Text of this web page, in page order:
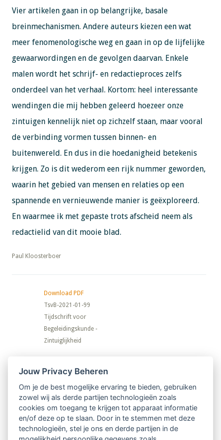
Vier artikelen gaan in op belangrijke, basale
breinmechanismen. Andere auteurs kiezen een wat
meer fenomenologische weg en gaan in op de lijfelijke
gewaarwordingen en de gevolgen daarvan. Enkele
malen wordt het schrijf- en redactieproces zelfs
onderdeel van het verhaal. Kortom: heel interessante
wendingen die mij hebben geleerd hoezeer onze
zintuigen kennelijk niet op zichzelf staan, maar vooral
de verbinding vormen tussen binnen- en
buitenwereld. En dus in die hoedanigheid betekenis
krijgen. Zo is dit wederom een rijk nummer geworden,
waarin het gebied van mensen en relaties op een
spannende en vernieuwende manier is geëxploreerd.
En waarmee ik met gepaste trots afscheid neem als
redactielid van dit mooie blad.
​​​​​​​Paul Kloosterboer
Download PDF
TsvB-2021-01-99
Tijdschrift voor
Begeleidingskunde -
Zintuiglijkheid
Nieuwsbrief
Ontvang 10 x per jaar de LVSC-
relatienieuwsbrief met o.a.:
vrij toegankelijke TsvB-artikelen
Jouw Privacy Beheren
Om je de best mogelijke ervaring te bieden, gebruiken
zowel wij als derde partijen technologieën zoals
cookies om toegang te krijgen tot apparaat informatie
en/of deze op te slaan. Door in te stemmen met deze
technologieën, stel je ons en derde partijen in de